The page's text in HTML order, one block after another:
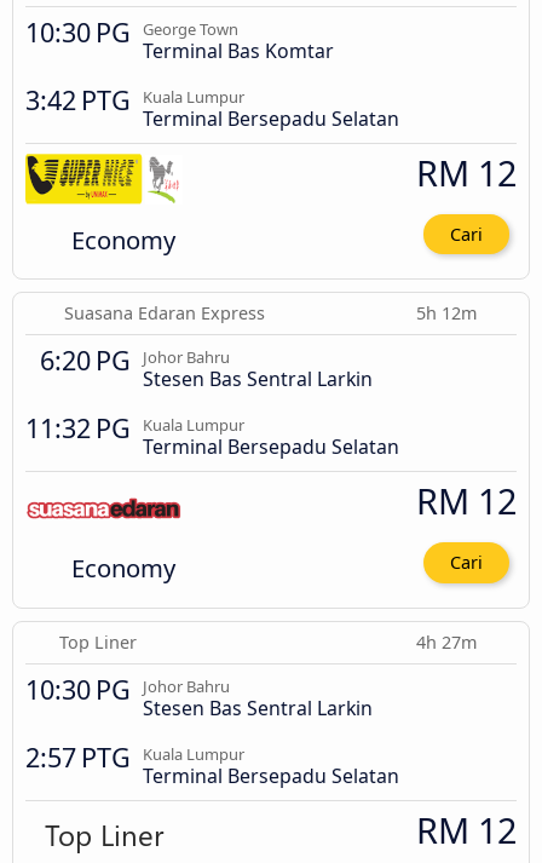
10:30 PG George Town
Terminal Bas Komtar
3:42 PTG Kuala Lumpur
Terminal Bersepadu Selatan
Economy
RM 12
Cari
Suasana Edaran Express 5h 12m
6:20 PG Johor Bahru
Stesen Bas Sentral Larkin
11:32 PG Kuala Lumpur
Terminal Bersepadu Selatan
Economy
RM 12
Cari
Top Liner 4h 27m
10:30 PG Johor Bahru
Stesen Bas Sentral Larkin
2:57 PTG Kuala Lumpur
Terminal Bersepadu Selatan
RM 12